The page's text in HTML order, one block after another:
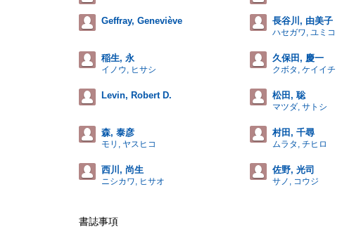
Geffray, Geneviève 長谷川, 由美子
ハセガワ, ユミコ
稲生, 永
イノウ, ヒサシ
久保田, 慶一
クボタ, ケイイチ
Levin, Robert D. 松田, 聡
マツダ, サトシ
森, 泰彦
モリ, ヤスヒコ
村田, 千尋
ムラタ, チヒロ
西川, 尚生
ニシカワ, ヒサオ
佐野, 光司
サノ, コウジ
書誌事項